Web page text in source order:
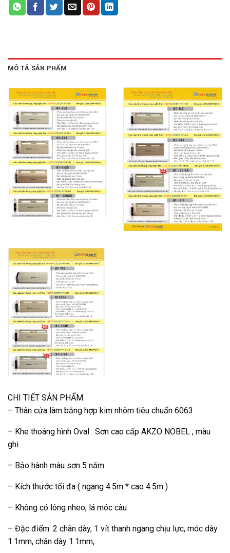
MÔ TẢ SẢN PHẨM
CHI TIẾT SẢN PHẨM
– Thân cửa làm bằng hợp kim nhôm tiêu chuẩn 6063
– Khe thoáng hình Oval . Sơn cao cấp AKZO NOBEL , màu
ghi
– Bảo hành màu sơn 5 năm .
– Kích thước tối đa ( ngang 4.5m * cao 4.5m )
– Không có lông nheo, lá móc câu
– Đặc điểm: 2 chân dày, 1 vít thanh ngang chịu lực, móc dày
1.1mm, chân dày 1.1mm,